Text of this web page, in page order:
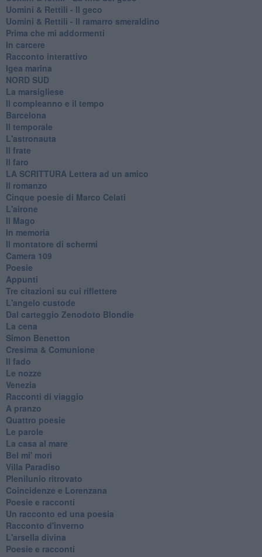
Uomini & Rettili - Il geco
Uomini & Rettili - Il ramarro smeraldino
Prima che mi addormenti
In carcere
Racconto interattivo
Igea marina
​NORD SUD
La marsigliese
Il compleanno e il tempo
Barcelona
Il temporale
L'astronauta
Il frate
Il faro
​LA SCRITTURA Lettera ad un amico
Il romanzo
Cinque poesie di Marco Celati
L'airone
Il Mago
In memoria
Il montatore di schermi
Camera 109
Poesie
Appunti
Tre citazioni su cui riflettere
L'angelo custode
Dal carteggio Zenodoto Blondie
La cena
Simon Benetton
Cresima & Comunione
Il fado
Le nozze
Venezia
Racconti di viaggio
A pranzo
Quattro poesie
Le parole
La casa al mare
Bel mi' morì
Villa Paradiso
Plenilunio ritrovato
Coincidenze e Lorenzana
Poesie e racconti
Un racconto ed una poesia
Racconto d'inverno
​L'arsella divina
Poesie e racconti